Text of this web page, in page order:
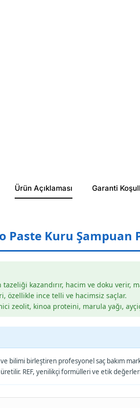
Ürün Açıklaması Garanti
Paste Kuru
kazandırır, hacim ve doku verir,
özellikle ince telli ve hacimsiz saçlar.
zeolit, kinoa proteini, marula yağı,
bilimi birleştiren profesyonel saç bakım
REF, yenilikçi formülleri ve etik